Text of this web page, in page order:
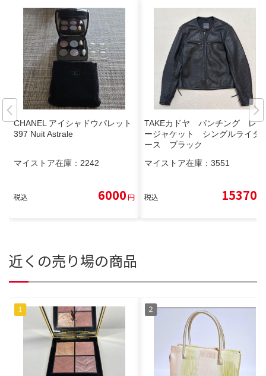
CHANEL アイシャドウパレット
397 Nuit Astrale
マイストア在庫： 2242
税込 6000円
TAKEカドヤ パンチング レザ
ージャケット シングルライダ
ース ブラック
マイストア在庫： 3551
税込 15370
近くの売り場の商品